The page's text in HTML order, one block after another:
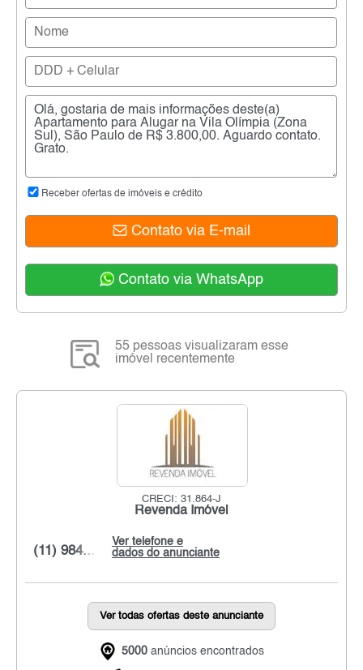
Receber ofertas de imóveis e crédito
Contato via E-mail
Contato via WhatsApp
55 pessoas visualizaram esse
imóvel recentemente
CRECI: 31.864-J
Revenda Imóvel
Ver telefone e
dados do anunciante
(11) 984...
Ver todas ofertas deste anunciante
5000 anúncios encontrados